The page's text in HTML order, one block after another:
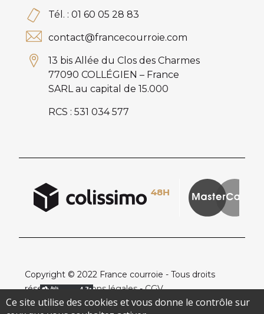
Tél. : 01 60 05 28 83
contact@francecourroie.com
13 bis Allée du Clos des Charmes
77090 COLLÉGIEN – France
SARL au capital de 15.000
RCS : 531 034 577
Copyright © 2022 France courroie - Tous droits
réservés -
Mentions légales-CGV
Ce site utilise des cookies et vous donne le contrôle sur